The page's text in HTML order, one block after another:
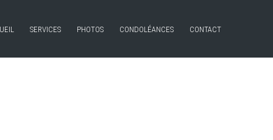
SERVICES PHOTOS CONDOLÉANCES CONTACT